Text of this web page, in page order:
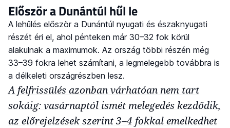
Először a Dunántúl hűl le
A lehűlés először a Dunántúl nyugati és északnyugati
részét éri el, ahol pénteken már 30–32 fok körül
alakulnak a maximumok. Az ország többi részén még
33–39 fokra lehet számítani, a legmelegebb továbbra is
a délkeleti országrészben lesz.
A felfrissülés azonban várhatóan nem tart
sokáig: vasárnaptól ismét melegedés kezdődik,
az előrejelzések szerint 3–4 fokkal emelkedhet